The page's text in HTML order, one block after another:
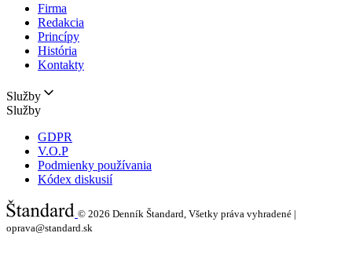
Firma
Redakcia
Princípy
História
Kontakty
Služby
Služby
GDPR
V.O.P
Podmienky používania
Kódex diskusií
© 2026 Denník Štandard, Všetky práva vyhradené |
oprava@standard.sk